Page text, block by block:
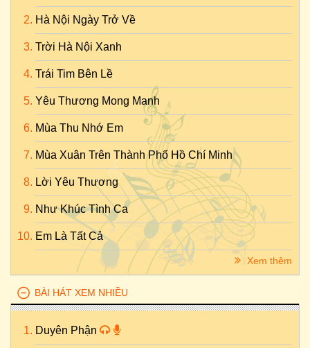
Hà Nội Ngày Trở Về
Trời Hà Nội Xanh
Trái Tim Bên Lề
Yêu Thương Mong Manh
Mùa Thu Nhớ Em
Mùa Xuân Trên Thành Phố Hồ Chí Minh
Lời Yêu Thương
Như Khúc Tình Ca
Em Là Tất Cả
Xem thêm
BÀI HÁT XEM NHIỀU
Duyên Phận